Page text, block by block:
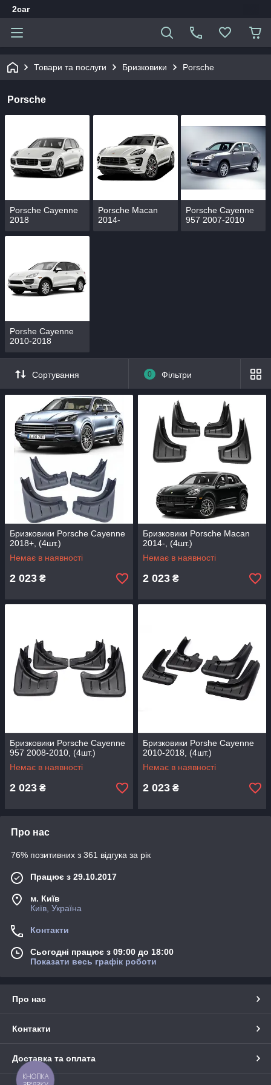
2car
Товари та послуги Бризковики Porsche
Porsche
Porsche Cayenne
2018
Porsche Macan
2014-
Porsсhe Cayenne
957 2007-2010
Porshe Cayenne
2010-2018
Сортування 0 Фільтри
Бризковики Porsche Cayenne
2018+, (4шт.)
Немає в наявності
2 023 ₴
Бризковики Porsche Macan
2014-, (4шт.)
Немає в наявності
2 023 ₴
Бризковики Porsсhe Cayenne
957 2008-2010, (4шт.)
Немає в наявності
2 023 ₴
Бризковики Porshe Cayenne
2010-2018, (4шт.)
Немає в наявності
2 023 ₴
Про нас
76% позитивних з 361 відгука за рік
Працює з 29.10.2017
м. Київ
Київ, Україна
Контакти
Сьогодні працює з 09:00 до 18:00
Показати весь графік роботи
Про нас
Контакти
Доставка та оплата
КНОПКА